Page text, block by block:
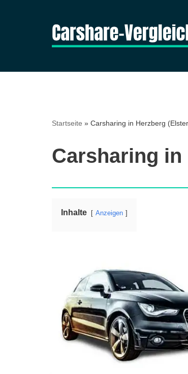
Startseite » Carsharing in Herzberg
Carsharing in
Inhalte Anzeigen